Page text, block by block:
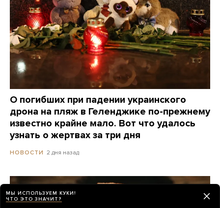
О погибших при падении украинского
дрона на пляж в Геленджике по-прежнему
известно крайне мало. Вот что удалось
узнать о жертвах за три дня
НОВОСТИ 2 дня назад
МЫ ИСПОЛЬЗУЕМ КУКИ!
ЧТО ЭТО ЗНАЧИТ?